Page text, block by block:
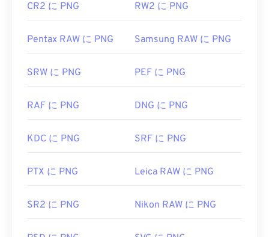
CR2 に PNG RW2 に PNG
Pentax RAW に PNG Samsung RAW に PNG
SRW に PNG PEF に PNG
RAF に PNG DNG に PNG
KDC に PNG SRF に PNG
PTX に PNG Leica RAW に PNG
SR2 に PNG Nikon RAW に PNG